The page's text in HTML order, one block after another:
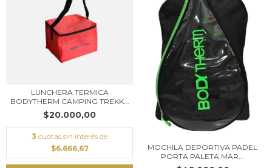
LUNCHERA TERMICA
BODYTHERM CAMPING TREKK...
$20.000,00
3 cuotas sin interés de
$6.666,67
MOCHILA DEPORTIVA PADEL
PORTA PALETA MAR...